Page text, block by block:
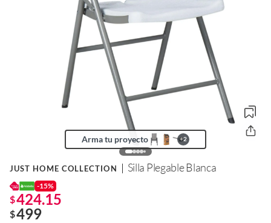
Arma tu proyecto +2
JUST HOME COLLECTION Silla Plegable Blanca
-15%
$424.15
$499